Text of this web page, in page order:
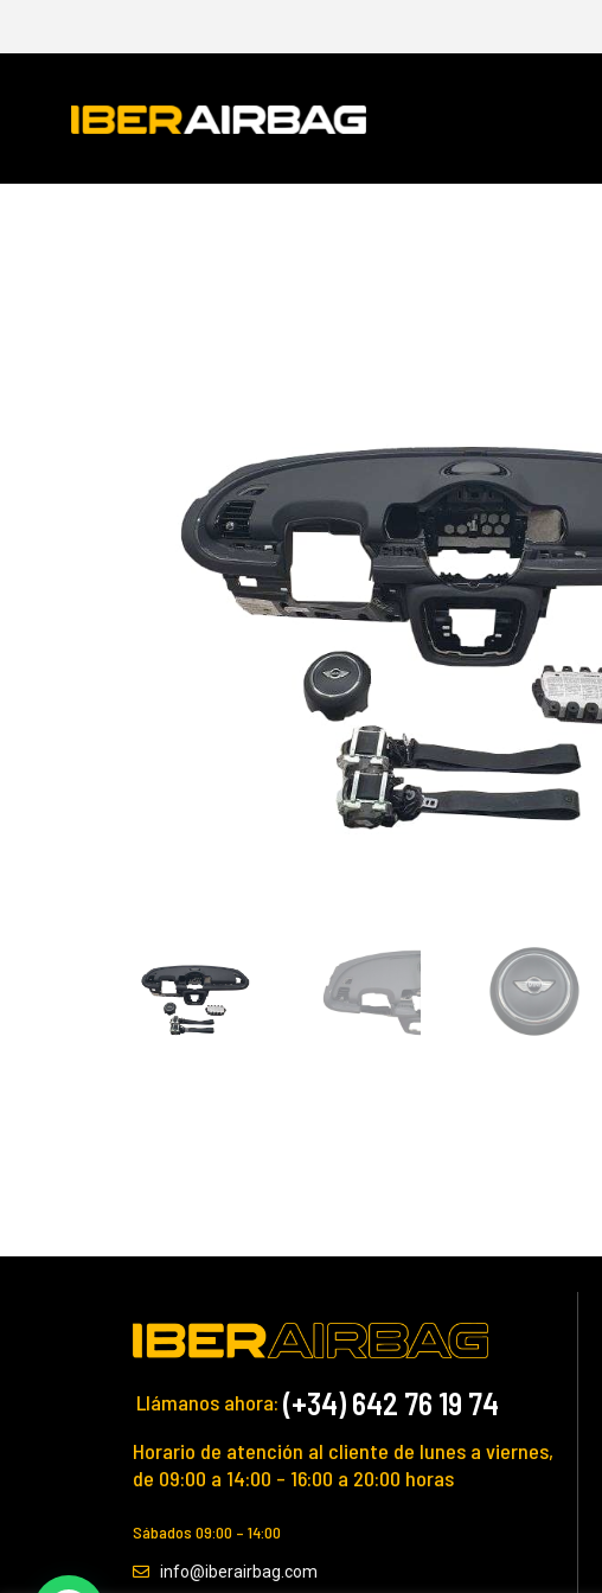
Llámanos ahora: (+34) 642 76 19 74
Horario de atención al cliente de lunes a viernes,
de 09:00 a 14:00 – 16:00 a 20:00 horas
Sábados 09:00 – 14:00
info@iberairbag.com